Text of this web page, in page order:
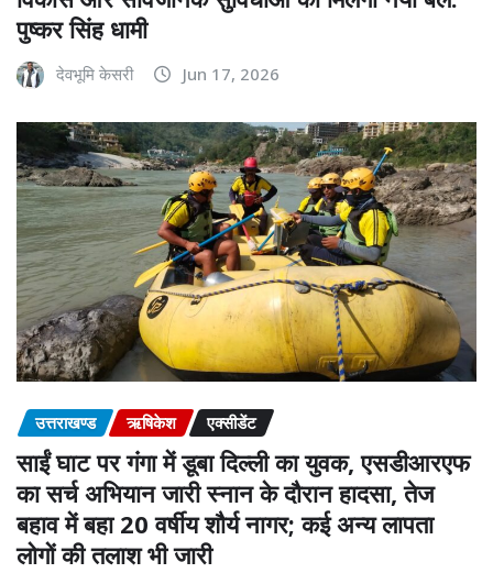
पुष्कर सिंह धामी
देवभूमि केसरी Jun 17, 2026
उत्तराखण्ड ऋषिकेश एक्सीडेंट
साईं घाट पर गंगा में डूबा दिल्ली का युवक, एसडीआरएफ
का सर्च अभियान जारी स्नान के दौरान हादसा, तेज
बहाव में बहा 20 वर्षीय शौर्य नागर; कई अन्य लापता
लोगों की तलाश भी जारी